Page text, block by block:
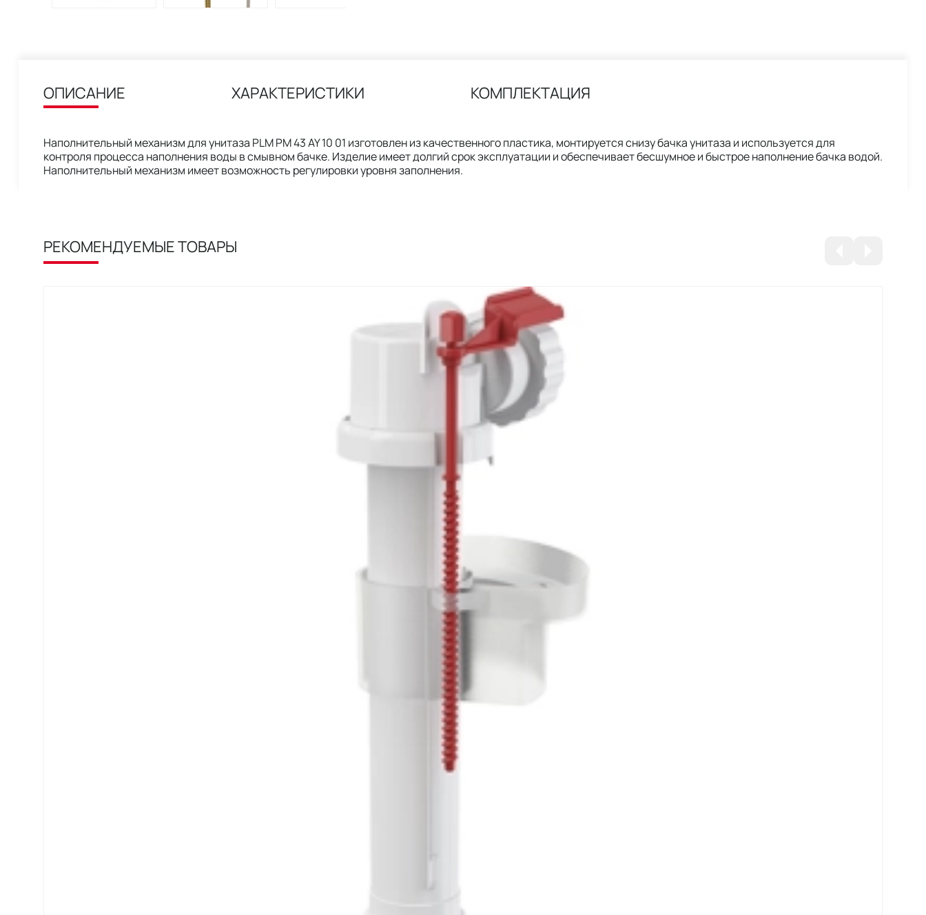
ОПИСАНИЕ ХАРАКТЕРИСТИКИ КОМПЛЕКТАЦИЯ
Наполнительный механизм для унитаза PLM PM 43 AY 10 01 изготовлен из качественного пластика, монтируется снизу бачка унитаза и используется для
контроля процесса наполнения воды в смывном бачке. Изделие имеет долгий срок эксплуатации и обеспечивает бесшумное и быстрое наполнение бачка водой.
Наполнительный механизм имеет возможность регулировки уровня заполнения.
РЕКОМЕНДУЕМЫЕ ТОВАРЫ